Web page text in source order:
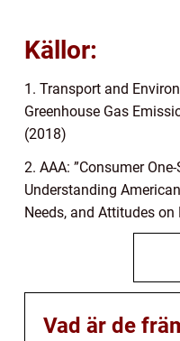
Källor:
1. Transport and
Greenhouse Gas
(2018)
2. AAA: ”Consumer
Understanding
Needs, and Attitudes
Vad är de